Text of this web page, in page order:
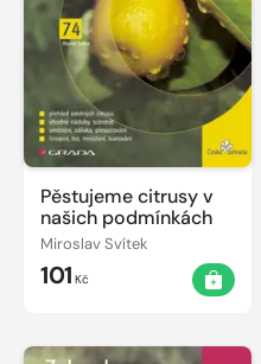
Pěstujeme citrusy v
našich podmínkách
Miroslav Svítek
101 Kč